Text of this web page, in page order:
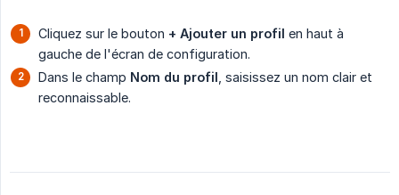
Cliquez sur le bouton + Ajouter un profil en haut à
gauche de l'écran de configuration.
Dans le champ Nom du profil , saisissez un nom clair et
reconnaissable.